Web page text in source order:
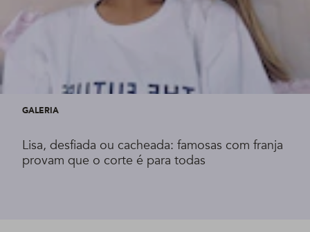
GALERIA
Lisa, desfiada ou cacheada: famosas com franja
provam que o corte é para todas